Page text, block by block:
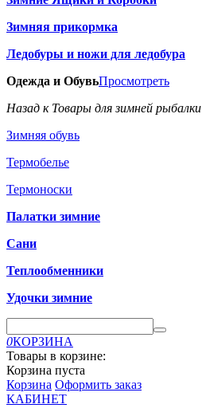
Зимняя прикормка
Ледобуры и ножи для ледобура
Одежда и ОбувьПросмотреть
Назад к Товары для зимней рыбалки
Зимняя обувь
Термобелье
Термоноски
Палатки зимние
Сани
Теплообменники
Удочки зимние
0КОРЗИНА
Товары в корзине:
Корзина пуста
Корзина Оформить заказ
КАБИНЕТ